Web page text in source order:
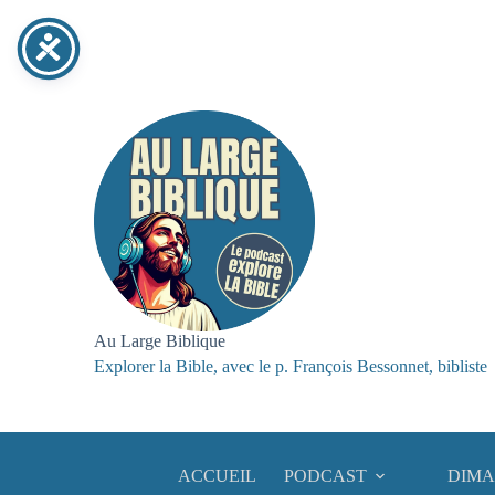
contenu
Au Large Biblique
Explorer la Bible, avec le p. François Bessonnet, bibliste
ACCUEIL PODCAST